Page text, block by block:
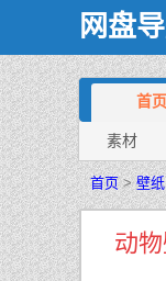
网盘
首页
素材
首页>壁纸
动